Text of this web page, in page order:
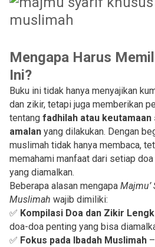
Mengapa Harus
Ini?
Buku ini tidak hanya menyajikan
dan zikir, tetapi juga memberikan
tentang fadhilah atau keutamaan
amalan yang dilakukan. Dengan
muslimah tidak hanya membaca,
memahami manfaat dari setiap
yang diamalkan.
Beberapa alasan mengapa Majmu’
Muslimah wajib dimiliki:
✅ Kompilasi Doa dan Zikir
doa-doa penting yang bisa
✅ Fokus pada Ibadah Muslimah –